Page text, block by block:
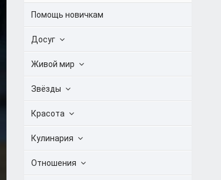
Помощь новичкам
Досуг
Живой мир
Звёзды
Красота
Кулинария
Отношения